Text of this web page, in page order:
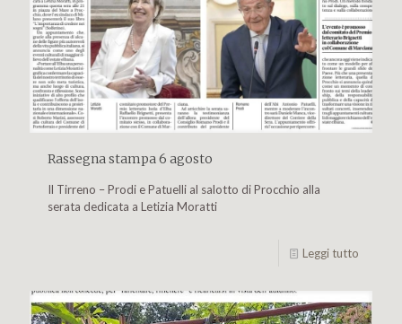
Rassegna stampa 6 agosto
Il Tirreno – Prodi e Patuelli al salotto di Procchio alla
serata dedicata a Letizia Moratti
Leggi tutto